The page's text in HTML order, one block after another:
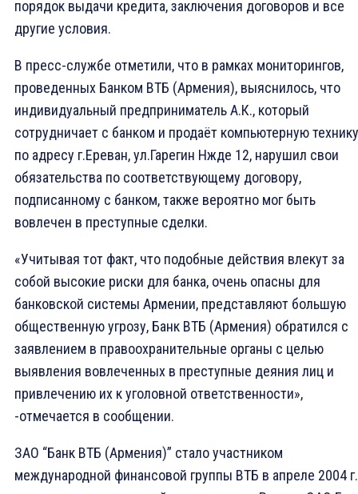
порядок выдачи кредита, заключения договоров и все
другие условия.
В пресс-службе отметили, что в рамках мониторингов,
проведенных Банком ВТБ (Армения), выяснилось, что
индивидуальный предприниматель А.К., который
сотрудничает с банком и продаёт компьютерную технику
по адресу г.Ереван, ул.Гарегин Нжде 12, нарушил свои
обязательства по соответствующему договору,
подписанному с банком, также вероятно мог быть
вовлечен в преступные сделки.
«Учитывая тот факт, что подобные действия влекут за
собой высокие риски для банка, очень опасны для
банковской системы Армении, представляют большую
общественную угрозу, Банк ВТБ (Армения) обратился с
заявлением в правоохранительные органы с целью
выявления вовлеченных в преступные деяния лиц и
привлечению их к уголовной ответственности»,
-отмечается в сообщении.
ЗАО “Банк ВТБ (Армения)” стало участником
международной финансовой группы ВТБ в апреле 2004